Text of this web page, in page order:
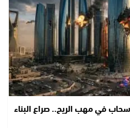
ناطحات سحاب في مهب الريح.. صراع البناء